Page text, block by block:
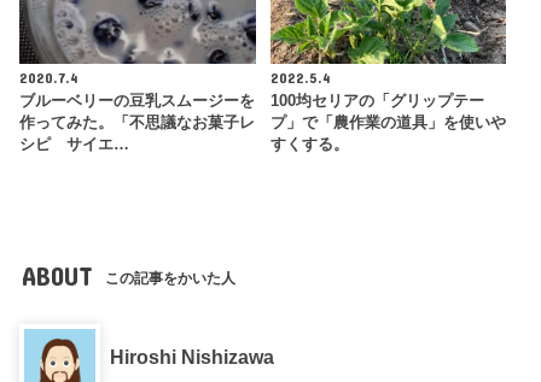
2020.7.4
ブルーベリーの豆乳スムージーを
作ってみた。「不思議なお菓子レ
シピ サイエ…
2022.5.4
100均セリアの「グリップテー
プ」で「農作業の道具」を使いや
すくする。
ABOUT この記事をかいた人
Hiroshi Nishizawa